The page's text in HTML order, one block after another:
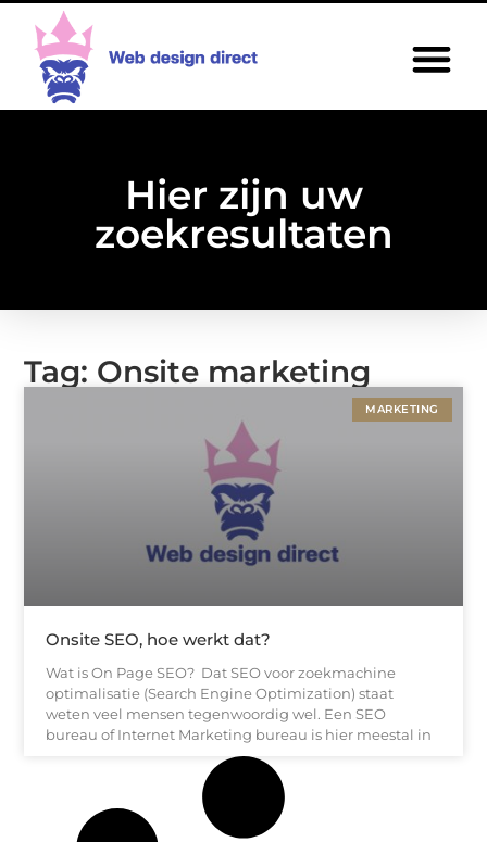
Hier zijn uw
zoekresultaten
Tag: Onsite marketing
MARKETING
Onsite SEO, hoe werkt dat?
Wat is On Page SEO? Dat SEO voor zoekmachine
optimalisatie (Search Engine Optimization) staat
weten veel mensen tegenwoordig wel. Een SEO
bureau of Internet Marketing bureau is hier meestal in